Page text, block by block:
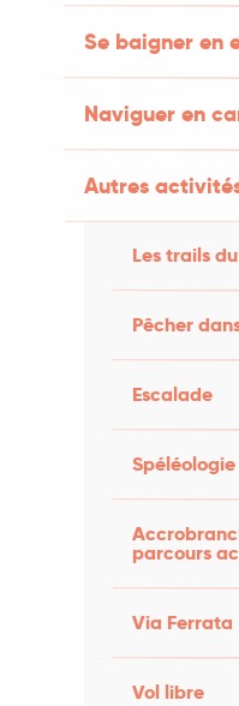
Se baigner en
Naviguer en
Autres
Les trails
Pêcher
Escalade
Spéléologie
parcours
Via Ferrata
Vol libre
SYMPA